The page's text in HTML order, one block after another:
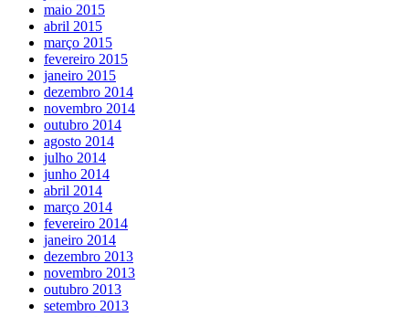
maio 2015
abril 2015
março 2015
fevereiro 2015
janeiro 2015
dezembro 2014
novembro 2014
outubro 2014
agosto 2014
julho 2014
junho 2014
abril 2014
março 2014
fevereiro 2014
janeiro 2014
dezembro 2013
novembro 2013
outubro 2013
setembro 2013